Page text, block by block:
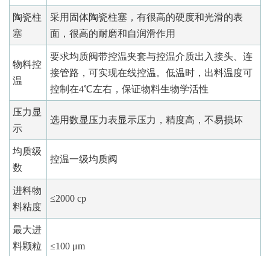
陶瓷柱
塞
采用固体陶瓷柱塞，有很高的硬度和光滑的表
面，很高的耐磨和自润滑作用
物料控
温
要求均质阀带控温夹套与控温介质出入接头、连
接管路，可实现在线控温。低温时，出料温度可
控制在4℃左右，保证物料生物学活性
压力显
示
选用数显压力表显示压力，精度高，不易损坏
均质级
数
控温一级均质阀
进料物
料粘度
≤2000 cp
最大进
料颗粒
≤100 μm